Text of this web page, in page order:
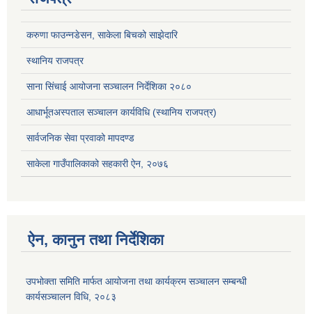
करुणा फाउन्नडेसन, साकेला बिचको साझेदारि
स्थानिय राजपत्र
साना सिंचाई आयोजना सञ्चालन निर्देशिका २०८०
आधार्भूतअस्पताल सञ्चालन कार्यविधि (स्थानिय राजपत्र)
सार्वजनिक सेवा प्रवाको मापदण्ड
साकेला गाउँपालिकाको सहकारी ऐन, २०७६
ऐन, कानुन तथा निर्देशिका
उपभोक्ता समिति मार्फत आयोजना तथा कार्यक्रम सञ्चालन सम्बन्धी
कार्यसञ्चालन विधि, २०८३